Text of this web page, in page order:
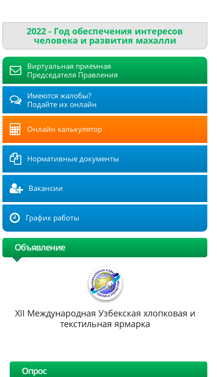
2022 - Год обеспечения интересов
человека и развития махалли
Виртуальная приёмная
Председателя Правления
Имеются жалобы?
Подайте их онлайн
Онлайн калькулятор
Нормативные документы
Вакансии
График работы
Объявление
XII Международная Узбекская хлопковая и
текстильная ярмарка
Опрос